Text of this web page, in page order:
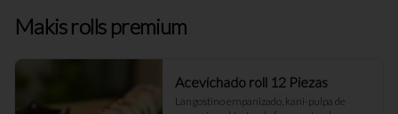
Makis rolls premium
Acevichado roll 12 Piezas
Langostino empanizado, kani-pulpa de